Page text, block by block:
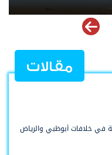
مقالات
في خلافات أبوظبي والرياض